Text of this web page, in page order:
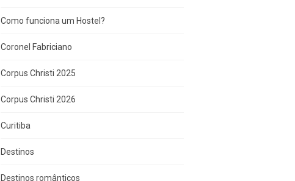
Como funciona um Hostel?
Coronel Fabriciano
Corpus Christi 2025
Corpus Christi 2026
Curitiba
Destinos
Destinos românticos